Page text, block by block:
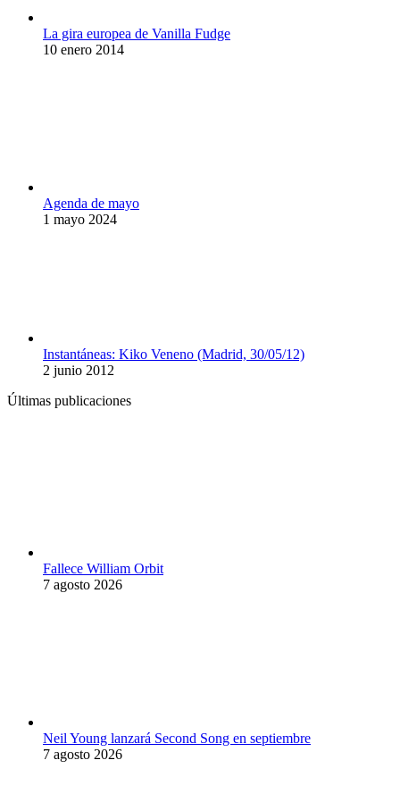
La gira europea de Vanilla Fudge
10 enero 2014
Agenda de mayo
1 mayo 2024
Instantáneas: Kiko Veneno (Madrid, 30/05/12)
2 junio 2012
Últimas publicaciones
Fallece William Orbit
7 agosto 2026
Neil Young lanzará Second Song en septiembre
7 agosto 2026